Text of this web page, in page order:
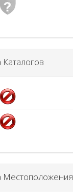
Каталогов
Местоположения